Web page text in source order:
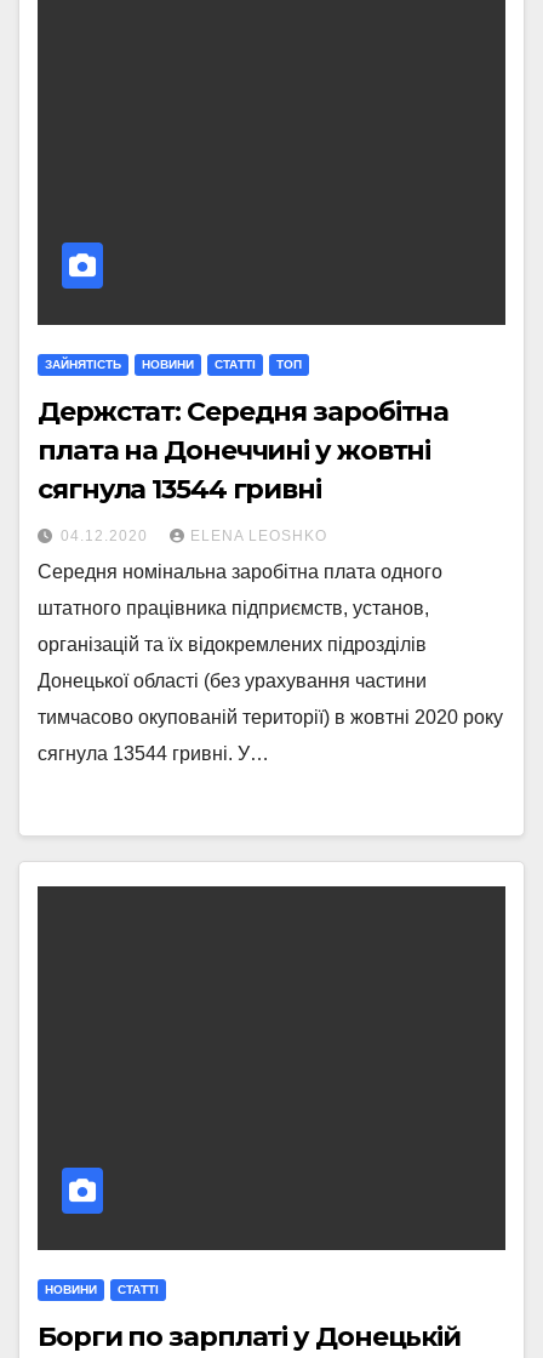
ЗАЙНЯТІСТЬ НОВИНИ СТАТТI ТОП
Держстат: Середня заробітна
плата на Донеччині у жовтні
сягнула 13544 гривні
04.12.2020 ELENA LEOSHKO
Середня номінальна заробітна плата одного
штатного працівника підприємств, установ,
організацій та їх відокремлених підрозділів
Донецької області (без урахування частини
тимчасово окупованій території) в жовтні 2020 року
сягнула 13544 гривні. У…
НОВИНИ СТАТТI
Борги по зарплаті у Донецькій